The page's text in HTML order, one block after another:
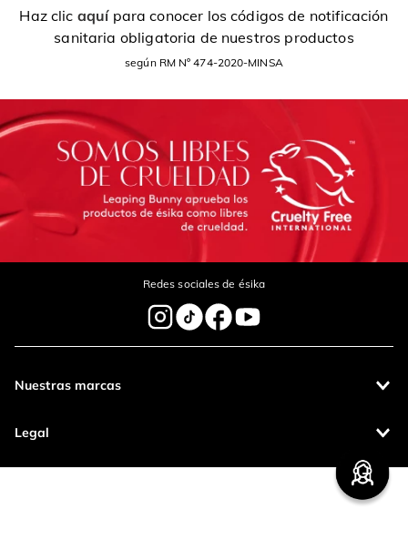
Tu nombre
Dirección de email
Escribe un comentario
Enviar Comentario
Haz clic aquípara conocer los códigos de notificación
sanitaria obligatoria de nuestros productos
según RM Nº 474-2020-MINSA
Redes sociales de ésika
Nuestras marcas
Legal